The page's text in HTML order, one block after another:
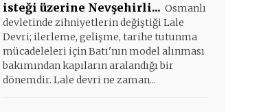
isteği üzerine Nevşehirli... Osmanlı
devletinde zihniyetlerin değiştiği Lale
Devri; ilerleme, gelişme, tarihe tutunma
mücadeleleri için Batı'nın model alınması
bakımından kapıların aralandığı bir
dönemdir. Lale devri ne zaman...